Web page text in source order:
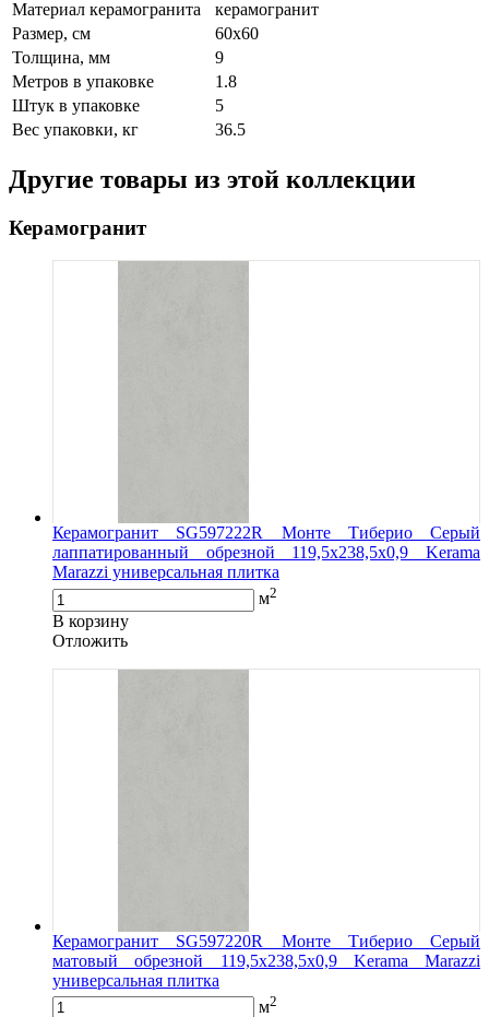
Материал керамогранита
керамогранит
Размер, см
60х60
Толщина, мм
9
Метров в упаковке
1.8
Штук в упаковке
5
Вес упаковки, кг
36.5
Другие товары из этой коллекции
Керамогранит
Керамогранит SG597222R Монте Тиберио Серый
лаппатированный обрезной 119,5x238,5x0,9 Kerama
Marazzi универсальная плитка
м2
В корзину
Oтложить
Керамогранит SG597220R Монте Тиберио Серый
матовый обрезной 119,5x238,5x0,9 Kerama Marazzi
универсальная плитка
м2